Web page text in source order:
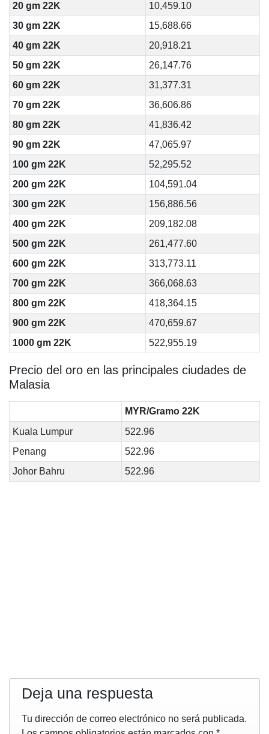
20 gm 22K
10,459.10
30 gm 22K
15,688.66
40 gm 22K
20,918.21
50 gm 22K
26,147.76
60 gm 22K
31,377.31
70 gm 22K
36,606.86
80 gm 22K
41,836.42
90 gm 22K
47,065.97
100 gm 22K
52,295.52
200 gm 22K
104,591.04
300 gm 22K
156,886.56
400 gm 22K
209,182.08
500 gm 22K
261,477.60
600 gm 22K
313,773.11
700 gm 22K
366,068.63
800 gm 22K
418,364.15
900 gm 22K
470,659.67
1000 gm 22K
522,955.19
Precio del oro en las principales ciudades de
Malasia
MYR/Gramo 22K
Kuala Lumpur
522.96
Penang
522.96
Johor Bahru
522.96
Deja una respuesta
Tu dirección de correo electrónico no será publicada.